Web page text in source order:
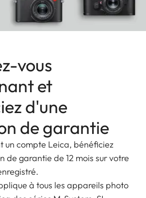
doté d’un capteur plein format
et dispose tout comme les
M11-P de la technologie Content
vous
et
d'une
de garantie
un compte Leica, bénéficiez
de garantie de 12 mois sur votre
à tous les appareils photo